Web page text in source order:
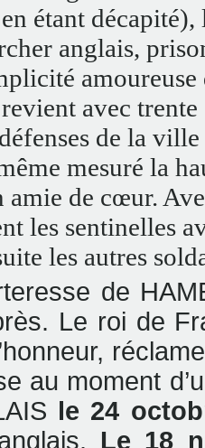
étant
anglais,
avec trente
de la
mesuré la
amie de cœur.
les sentinelles
les autres
de
Le roi de
au moment
le 24
Le 18